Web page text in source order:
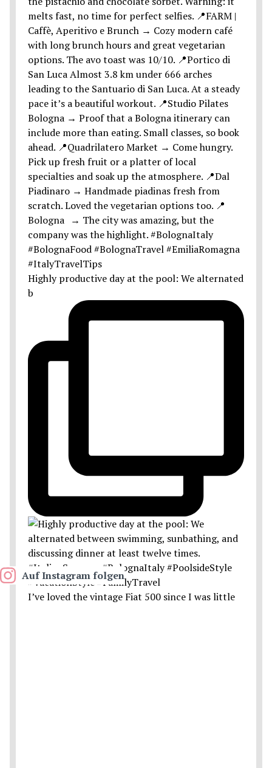
Highly productive day at the pool: We alternated
b
I’ve loved the vintage Fiat 500 since I was little
Auf Instagram folgen